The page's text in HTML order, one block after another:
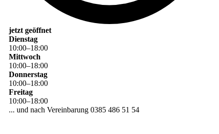
jetzt geöffnet
Dienstag
10:00–18:00
Mittwoch
10:00–18:00
Donnerstag
10:00–18:00
Freitag
10:00–18:00
... und nach Vereinbarung 0385 486 51 54